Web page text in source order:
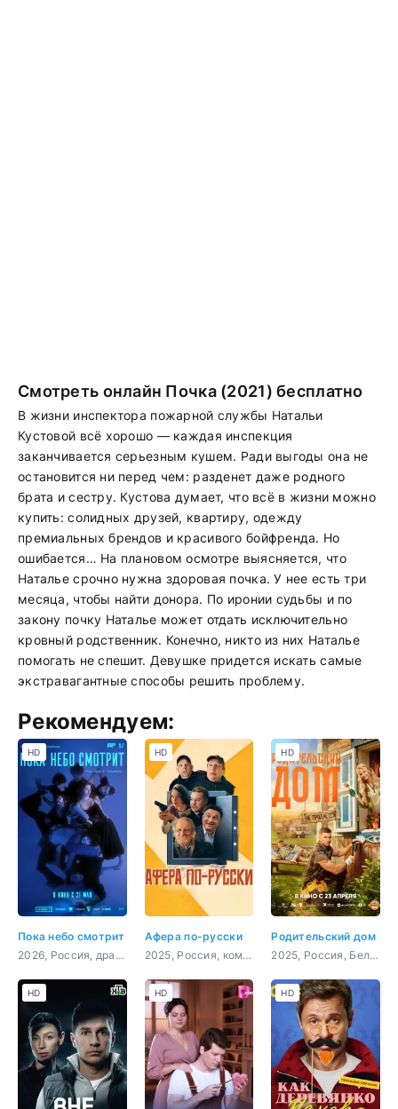
Смотреть онлайн Почка (2021) бесплатно
В жизни инспектора пожарной службы Натальи
Кустовой всё хорошо — каждая инспекция
заканчивается серьезным кушем. Ради выгоды она не
остановится ни перед чем: разденет даже родного
брата и сестру. Кустова думает, что всё в жизни можно
купить: солидных друзей, квартиру, одежду
премиальных брендов и красивого бойфренда. Но
ошибается… На плановом осмотре выясняется, что
Наталье срочно нужна здоровая почка. У нее есть три
месяца, чтобы найти донора. По иронии судьбы и по
закону почку Наталье может отдать исключительно
кровный родственник. Конечно, никто из них Наталье
помогать не спешит. Девушке придется искать самые
экстравагантные способы решить проблему.
Рекомендуем:
Пока небо смотрит
2026, Россия, драма
HD
Афера по-русски
2025, Россия, комедия, криминал, приключения
HD
Родительский дом
2025, Россия, Беларусь, комедия, семейный
HD
HD HD HD